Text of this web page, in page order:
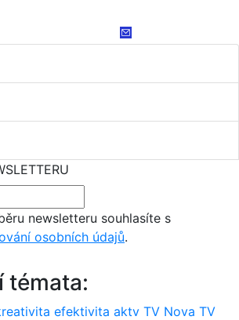
newsletteru souhlasíte s
osobních údajů.
témata:
efektivita aktv TV Nova TV